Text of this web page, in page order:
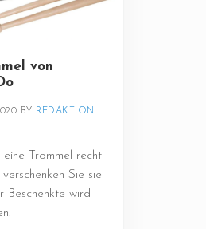
von
BY REDAKTION
eine Trommel recht
Sie sie
Beschenkte wird